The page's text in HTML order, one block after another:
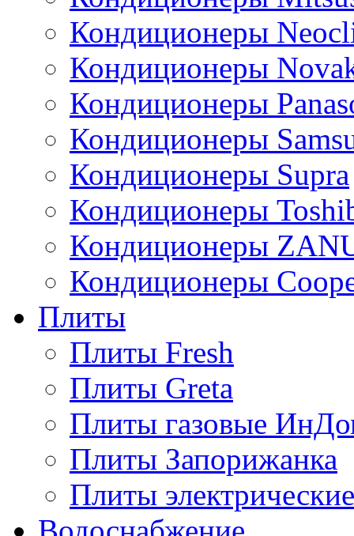
Кондиционеры
Кондиционеры
Кондиционеры
Кондиционеры
Кондиционеры Supra
Кондиционеры
Кондиционеры
Кондиционеры
Плиты
Плиты Fresh
Плиты Greta
Плиты газовые
Плиты Запорижанка
Плиты